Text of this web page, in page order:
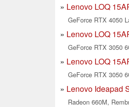
Lenovo LOQ
GeForce RTX 4050
Lenovo LOQ
GeForce RTX 3050
Lenovo LOQ
GeForce RTX 3050
Lenovo Ideapad
Radeon 660M,